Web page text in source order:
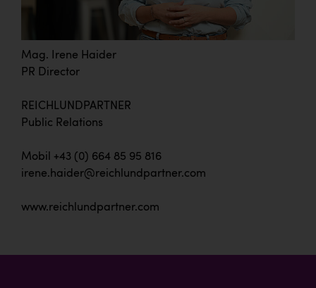
Mag. Irene Haider
PR Director
REICHLUNDPARTNER
Public Relations
Mobil +43 (0) 664 85 95 816
irene.haider@reichlundpartner.com
www.reichlundpartner.com